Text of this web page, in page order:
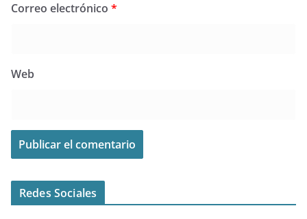
Correo electrónico *
Web
Redes Sociales